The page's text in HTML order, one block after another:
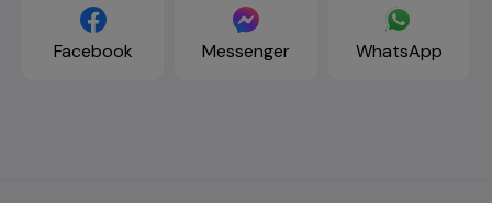
Facebook Messenger WhatsApp